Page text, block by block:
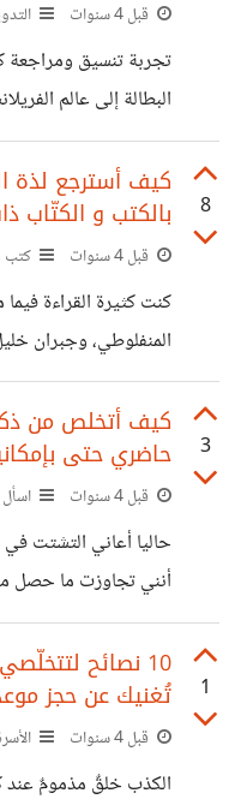
9%87%D8%A7-
%D9%88%D8%A5/
قبل 4 سنوات
تجربة تنسيق
البطالة إلى عالم
2022/12/
%a8%d8%a9-
8
كيف أسترجع لذة
بالكتب و الكتّاب
قبل 4 سنوات كتب
كنت كثيرة القراءة
المنفلوطي، وجبران
لأكون دقيقة منذ
كتاب من خمسين صفحة
واحد. أشعر أن قدرتي
تحتاج أي تركيز ونفس
3
كيف أتخلص من
حاضري حتى
قبل 4 سنوات اسأل I/O
حاليا أعاني التشتت
أنني تجاوزت ما حصل
لكن للأسف في كل مرّة
بين جلد ذاتي والندم
الأشخاص الذين
كما ينسى كلّ النّاس؟
1
10 نصائح
تُغنيك عن حجز
قبل 4 سنوات
الكذب خلقٌ مذمومٌ